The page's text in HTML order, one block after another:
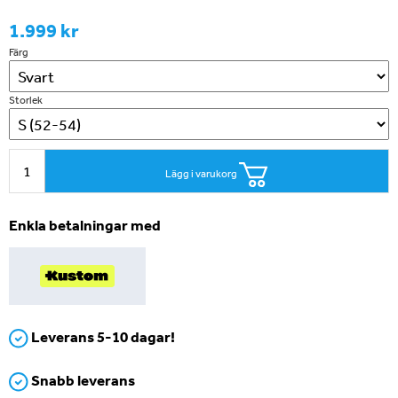
1.999 kr
Färg
Storlek
Lägg i varukorg
Enkla betalningar med
Leverans 5-10 dagar!
Snabb leverans